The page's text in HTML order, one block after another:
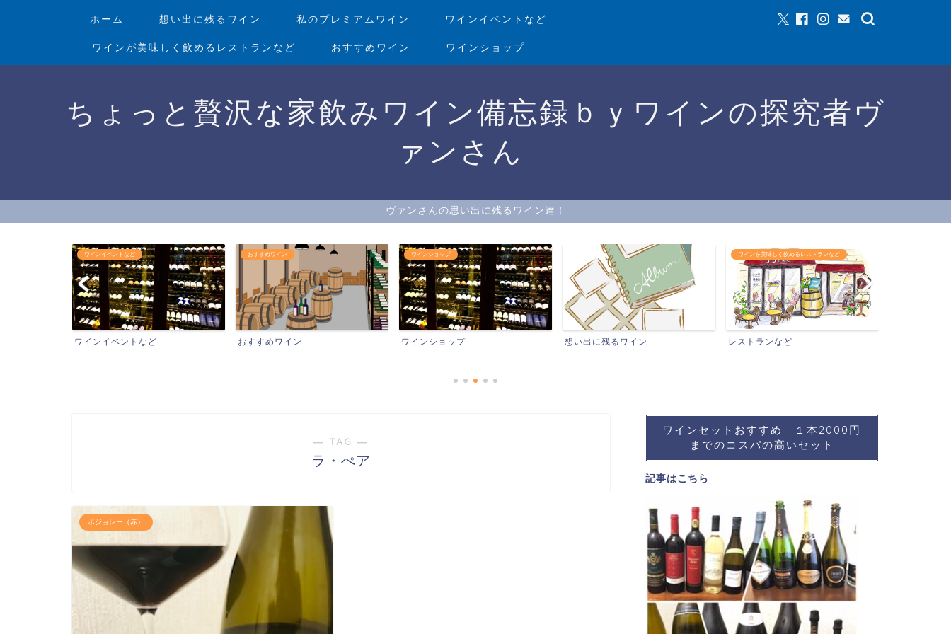
ホーム 想い出に残るワイン 私のプレミアムワイン ワインイベントなど
ワインが美味しく飲めるレストランなど おすすめワイン ワインショップ
ちょっと贅沢な家飲みワイン備忘録ｂｙワインの探究者ヴ
ァンさん
ヴァンさんの思い出に残るワイン達！
おすすめワイン
おすすめワイン
ワインショップ
ワインショップ 想い出に残るワイン
ワインを美味しく飲めるレストランなど
レストランなど
ワインイベントなど
ワインイベントなど
― TAG ―
ラ・ぺア
ボジョレー（赤）
ワインセットおすすめ １本2000円
までのコスパの高いセット
記事はこちら